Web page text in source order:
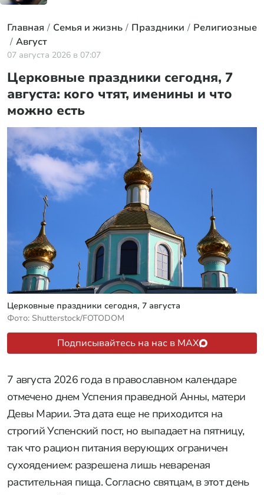
Главная Семья и жизнь Праздники
Религиозные
Август
07 августа 2026 в 07:07
Церковные праздники сегодня, 7
августа: кого чтят, именины и что
можно есть
Церковные праздники сегодня, 7 августа
Фото: Shutterstock/FOTODOM
Подписывайтесь на нас в MAX
7 августа 2026 года в православном календаре
отмечено днем Успения праведной Анны, матери
Девы Марии. Эта дата еще не приходится на
строгий Успенский пост, но выпадает на пятницу,
так что рацион питания верующих ограничен
сухоядением: разрешена лишь невареная
растительная пища. Согласно святцам, в этот день